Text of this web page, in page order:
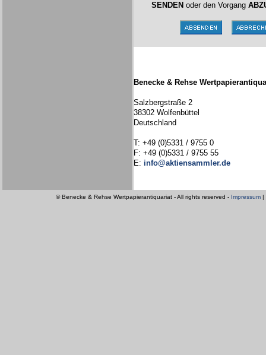
SENDEN oder den Vorgang
Benecke & Rehse
Salzbergstraße 2
38302 Wolfenbüttel
Deutschland
T: +49 (0)5331 / 9755 0
F: +49 (0)5331 / 9755 55
E: info@aktiensammler.de
© Benecke & Rehse Wertpapierantiquariat - All rights reserved - Impressum |